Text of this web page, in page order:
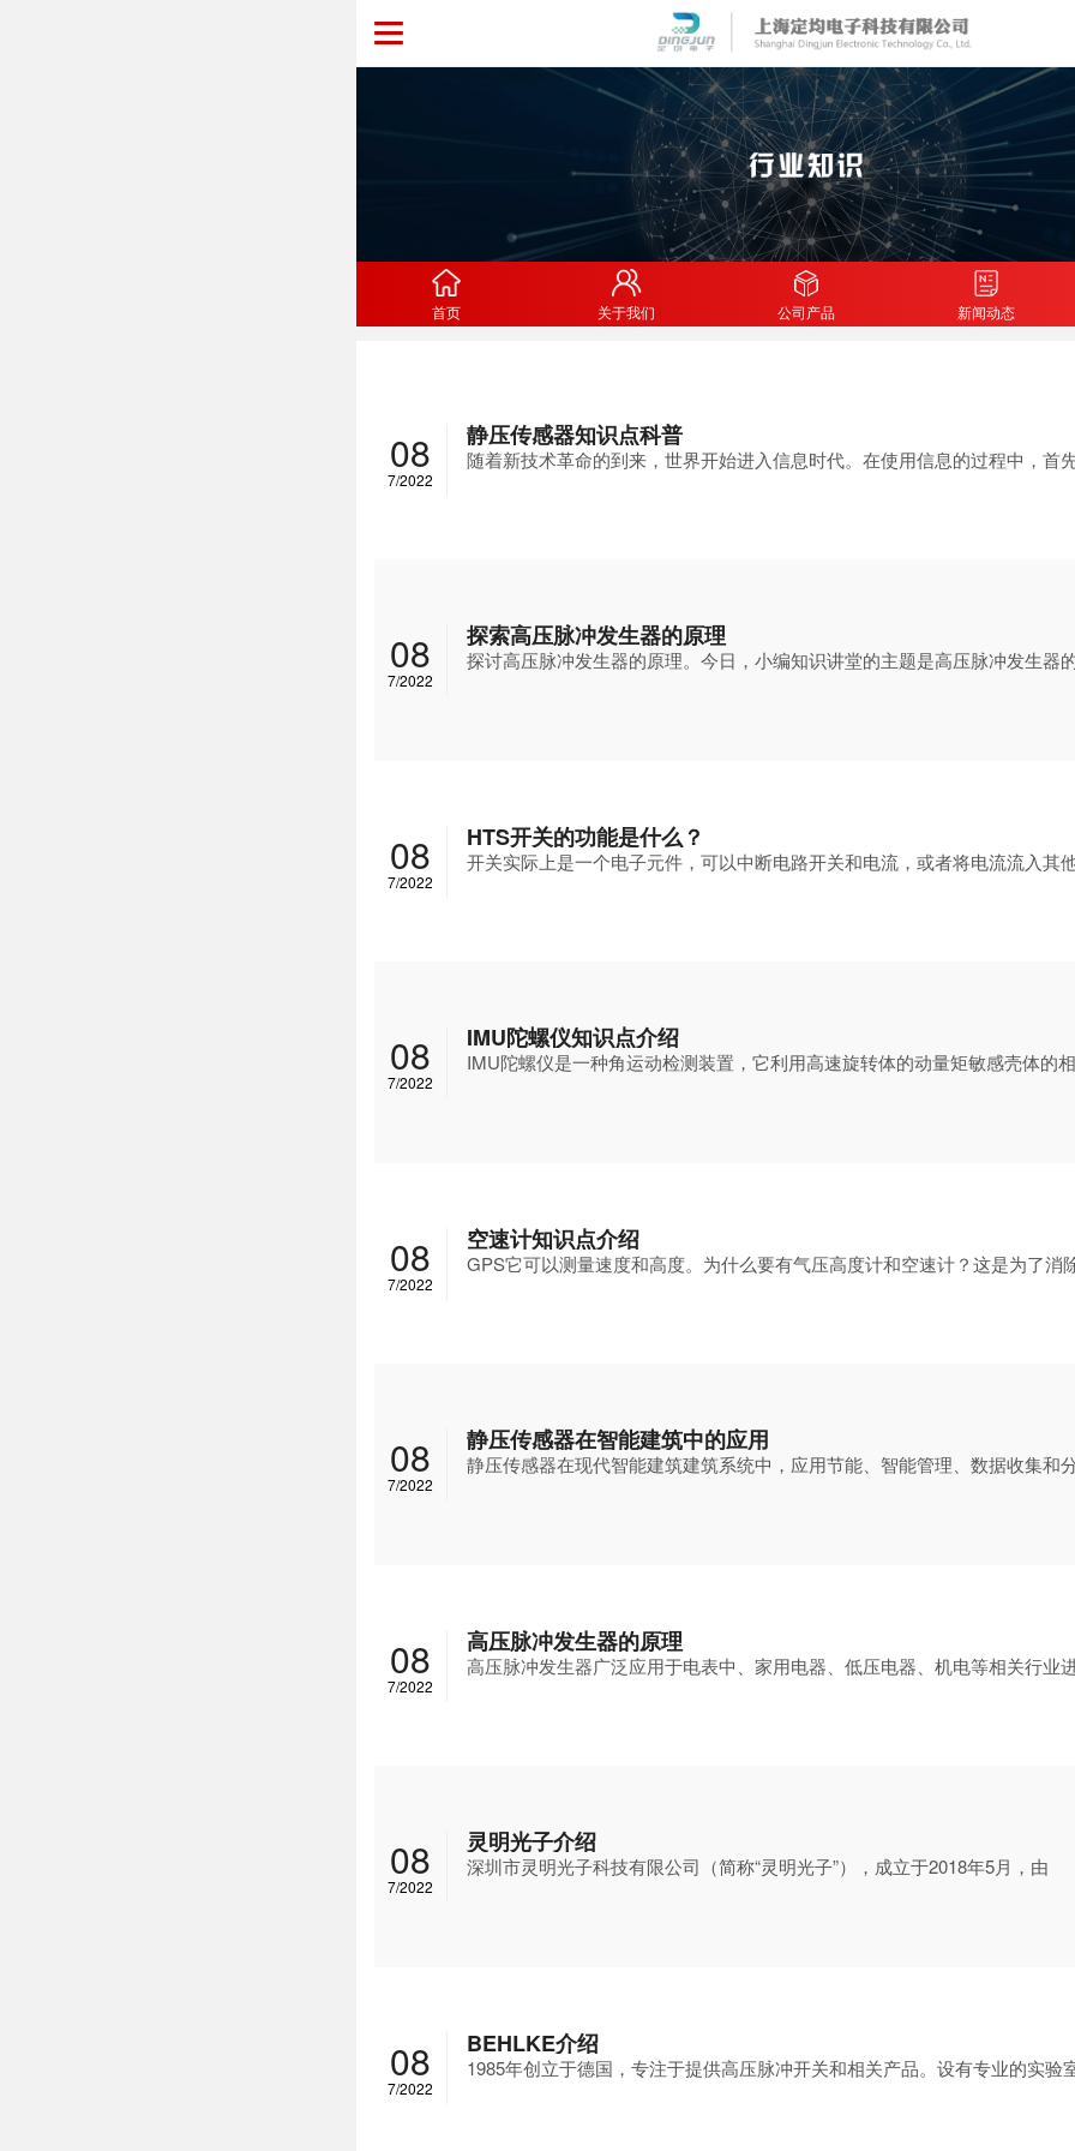
首页 关于我们 公司产品 新闻动态
08
7/2022
静压传感器知识点科普
随着新技术革命的到来，世界开始进入信息时代。在使用信息的过程中，首
08
7/2022
探索高压脉冲发生器的原理
探讨高压脉冲发生器的原理。今日，小编知识讲堂的主题是高压脉冲发生器
08
7/2022
HTS开关的功能是什么？
开关实际上是一个电子元件，可以中断电路开关和电流，或者将电流流入其
08
7/2022
IMU陀螺仪知识点介绍
IMU陀螺仪是一种角运动检测装置，它利用高速旋转体的动量矩敏感壳体的
08
7/2022
空速计知识点介绍
GPS它可以测量速度和高度。为什么要有气压高度计和空速计？这是为了消
08
7/2022
静压传感器在智能建筑中的应用
静压传感器在现代智能建筑建筑系统中，应用节能、智能管理、数据收集和
08
7/2022
高压脉冲发生器的原理
高压脉冲发生器广泛应用于电表中、家用电器、低压电器、机电等相关行业
08
7/2022
灵明光子介绍
深圳市灵明光子科技有限公司（简称“灵明光子”），成立于2018年5月，由
08
7/2022
BEHLKE介绍
1985年创立于德国，专注于提供高压脉冲开关和相关产品。设有专业的实验